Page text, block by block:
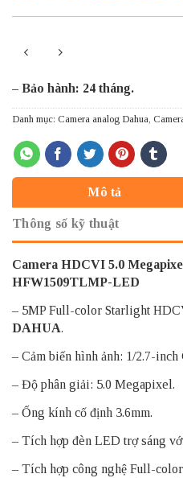
– Bảo hành: 24 tháng.
Danh mục: Camera analog Dahua
Mô tả
Thông số kỹ thuật
Camera HDCVI 5.0
HFW1509TLMP-LED
– 5MP Full-color Starlight
DAHUA.
– Cảm biến hình ảnh: 1/2.7-inch
– Độ phân giải: 5.0 Megapixel.
– Ống kính cố định 3.6mm.
– Tích hợp đèn LED trợ sáng
– Tích hợp công nghệ Full-